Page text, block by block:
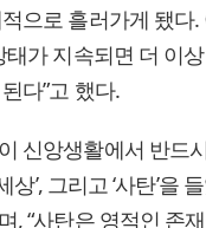
으로 흘러가게 됐다
태가 지속되면 더 이
다”고 했다.
신앙생활에서 반드
상’, 그리고 ‘사탄’을
, “사탄은 영적인 존